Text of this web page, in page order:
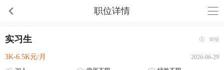
职位详情
实习生 举报
3K-6.5K元/月
2026-06-29